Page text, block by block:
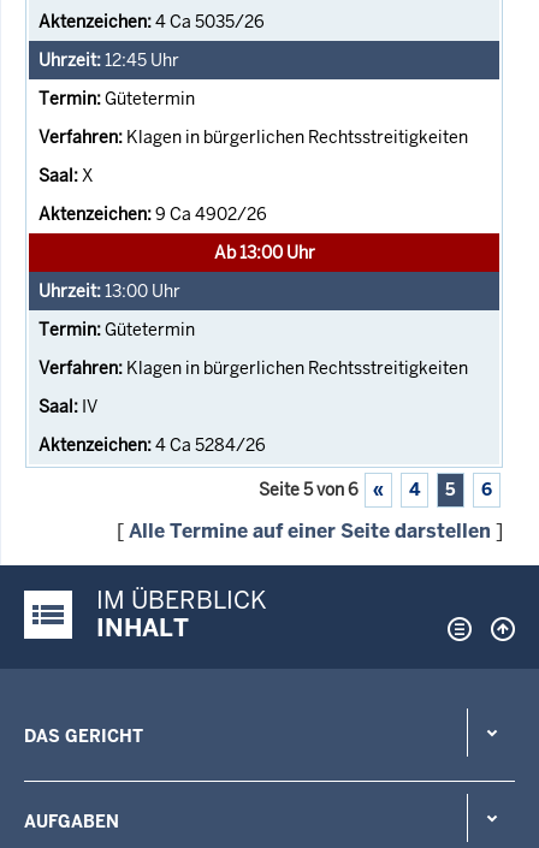
4 Ca 5035/26
12:45 Uhr
Gütetermin
Klagen in bürgerlichen Rechtsstreitigkeiten
X
9 Ca 4902/26
Ab 13:00 Uhr
13:00 Uhr
Gütetermin
Klagen in bürgerlichen Rechtsstreitigkeiten
IV
4 Ca 5284/26
Seite 5 von 6 « 4 5 6
[Alle Termine auf einer Seite darstellen ]
Justiz-Portal im Überblick:
IM ÜBERBLICK
INHALT
DAS GERICHT
AUFGABEN